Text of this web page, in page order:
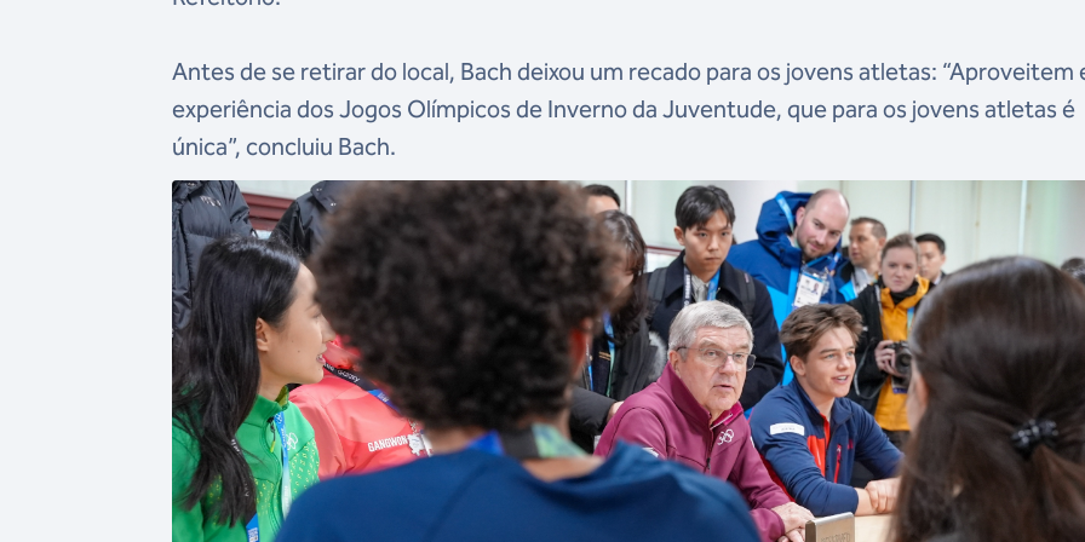
Antes de se retirar do local, Bach deixou um recado para os jovens atletas: “Aproveitem
experiência dos Jogos Olímpicos de Inverno da Juventude, que para os jovens atletas é
única”, concluiu Bach.